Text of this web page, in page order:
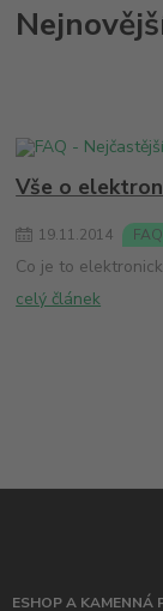
Vše o
19.11.2014
Co je to
celý článek
ESHOP A KAMENNÁ